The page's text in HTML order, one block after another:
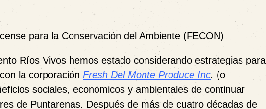
para la Conservación del Ambiente (FECON)
Ríos Vivos hemos estado considerando estrategias para
la corporación Fresh Del Monte Produce Inc. (o
sociales, económicos y ambientales de continuar
de Puntarenas. Después de más de cuatro décadas de